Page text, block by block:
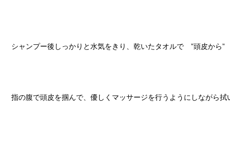
シャンプー後しっかりと水気をきり、乾いたタオルで　”頭皮から”
指の腹で頭皮を掴んで、優しくマッサージを行うようにしながら拭